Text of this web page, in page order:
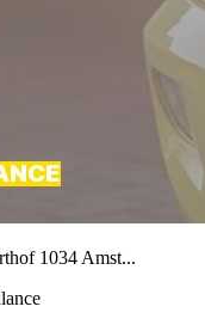
1034 Amst...